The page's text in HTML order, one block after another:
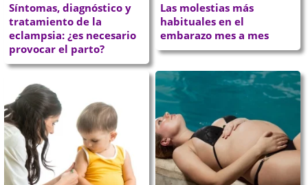
Síntomas, diagnóstico y
tratamiento de la
eclampsia: ¿es necesario
provocar el parto?
Las molestias más
habituales en el
embarazo mes a mes